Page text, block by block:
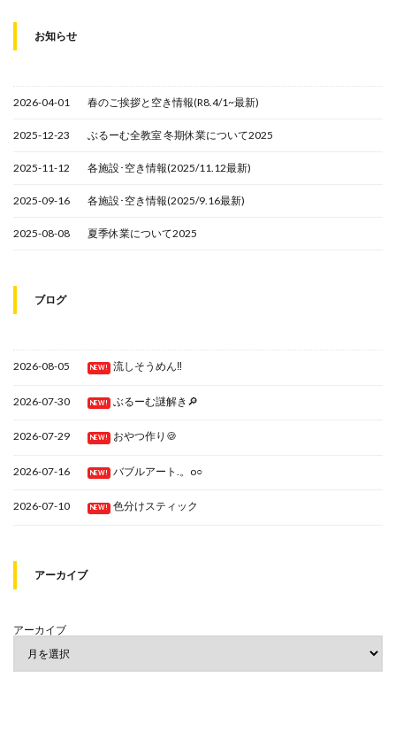
お知らせ
2026-04-01 春のご挨拶と空き情報(R8.4/1~最新)
2025-12-23 ぶるーむ全教室 冬期休業について2025
2025-11-12 各施設･空き情報(2025/11.12最新)
2025-09-16 各施設･空き情報(2025/9.16最新)
2025-08-08 夏季休業について2025
ブログ
2026-08-05 NEW! 流しそうめん‼
2026-07-30 NEW! ぶるーむ謎解き🔎
2026-07-29 NEW! おやつ作り🍪
2026-07-16 NEW! バブルアート.。o○
2026-07-10 NEW! 色分けスティック
アーカイブ
アーカイブ